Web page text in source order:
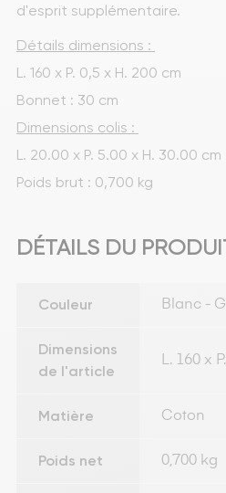
d'esprit supplémentaire.
Détails dimensions :
L. 160 x P. 0,5 x H. 200 cm
Bonnet : 30 cm
Dimensions colis :
L. 20.00 x P. 5.00 x H. 30.00 cm
Poids brut : 0,700 kg
DÉTAILS DU
Couleur Blanc -
Dimensions
de l'article
L. 160 x
Matière Coton
Poids net 0,700 kg